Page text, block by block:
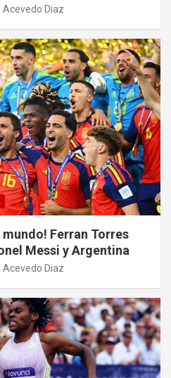
Acevedo Diaz
mundo! Ferran Torres
Messi y Argentina
Acevedo Diaz